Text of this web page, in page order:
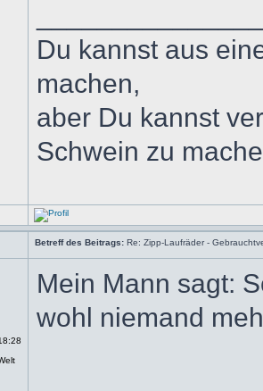
Du kannst aus
machen,
aber Du kannst
Schwein zu
Betreff des Beitrags: Re: Zipp-Laufräder -
Mein Mann sagt:
wohl niemand